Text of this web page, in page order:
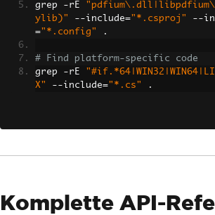
grep -rE
ylib)"
--include="*.csproj" --
="*.config" .
# Find platform-specific code
grep -rE
X"
--include="*.cs" .
Komplette API-